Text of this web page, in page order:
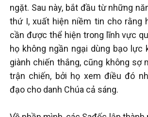
ngặt. Sau này, bắt đầu từ những
thứ I, xuất hiện niềm tin cho rằng
cần được thể hiện trong lĩnh vực
họ không ngần ngại dùng bạo lực
giành chiến thắng, cũng không sợ
trận chiến, bởi họ xem điều đó
đạo cho danh Chúa cả sáng.